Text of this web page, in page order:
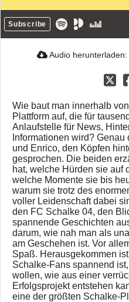
Subscribe
Audio herunterladen:
Wie baut man innerhalb
Plattform auf, die für
Anlaufstelle für News,
Informationen wird?
und Enrico, den Köpfen
gesprochen. Die beiden
hat, welche Hürden sie auf
welche Momente sie bis
warum sie trotz des
voller Leidenschaft dabei
den FC Schalke 04, den
spannende Geschichten
darum, wie nah man als
am Geschehen ist. Vor
Spaß. Herausgekommen
Schalke-Fans spannend
wollen, wie aus einer
Erfolgsprojekt entstehen
eine der größten Schalke-